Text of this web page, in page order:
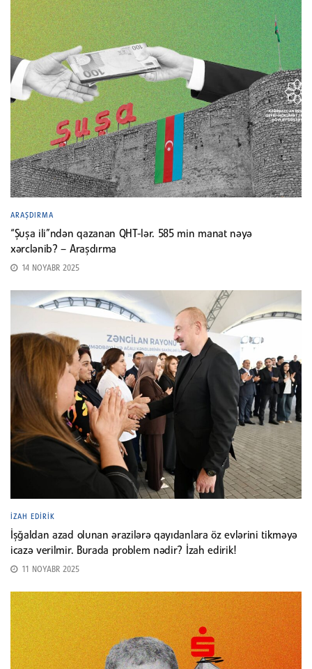
ARAŞDIRMA
“Şuşa ili”ndən qazanan QHT-lər. 585 min manat nəyə
xərclənib? – Araşdırma
14 NOYABR 2025
İZAH EDIRIK
İşğaldan azad olunan ərazilərə qayıdanlara öz evlərini tikməyə
icazə verilmir. Burada problem nədir? İzah edirik!
11 NOYABR 2025